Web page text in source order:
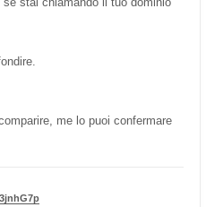
me lo puoi confermare